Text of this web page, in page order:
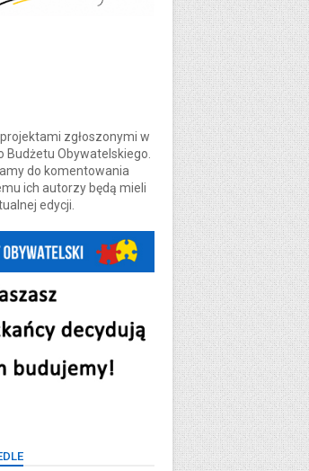
zgłoszonymi w
Budżetu Obywatelskiego.
do komentowania
ich autorzy będą mieli
edycji.